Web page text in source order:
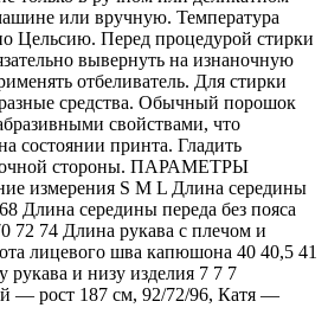
или вручную. Температура
Цельсию. Перед процедурой стирки
вывернуть на изнаночную
отбеливатель. Для стирки
средства. Обычный порошок
свойствами, что
состоянии принта. Гладить
стороны. ПАРАМЕТРЫ
измерения S M L Длина середины
Длина середины переда без пояса
72 74 Длина рукава с плечом и
лицевого шва капюшона 40 40,5 41
и низу изделия 7 7 7
— рост 187 см, 92/72/96, Катя —